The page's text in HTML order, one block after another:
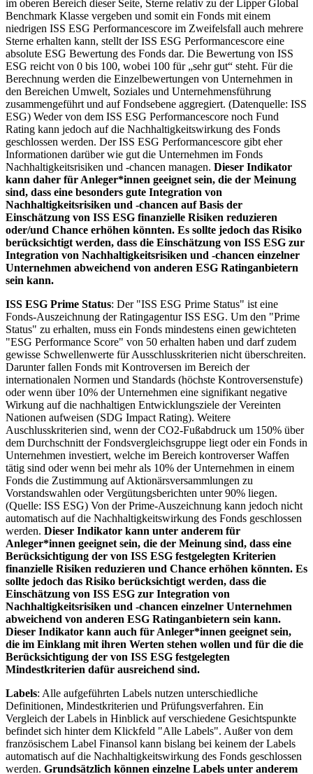
im oberen Bereich dieser Seite, Sterne relativ zu der Lipper Global
Benchmark Klasse vergeben und somit ein Fonds mit einem
niedrigen ISS ESG Performancescore im Zweifelsfall auch mehrere
Sterne erhalten kann, stellt der ISS ESG Performancescore eine
absolute ESG Bewertung des Fonds dar. Die Bewertung von ISS
ESG reicht von 0 bis 100, wobei 100 für „sehr gut“ steht. Für die
Berechnung werden die Einzelbewertungen von Unternehmen in
den Bereichen Umwelt, Soziales und Unternehmensführung
zusammengeführt und auf Fondsebene aggregiert. (Datenquelle: ISS
ESG) Weder von dem ISS ESG Performancescore noch Fund
Rating kann jedoch auf die Nachhaltigkeitswirkung des Fonds
geschlossen werden. Der ISS ESG Performancescore gibt eher
Informationen darüber wie gut die Unternehmen im Fonds
Nachhaltigkeitsrisiken und -chancen managen. Dieser Indikator
kann daher für Anleger*innen geeignet sein, die der Meinung
sind, dass eine besonders gute Integration von
Nachhaltigkeitsrisiken und -chancen auf Basis der
Einschätzung von ISS ESG finanzielle Risiken reduzieren
oder/und Chance erhöhen könnten. Es sollte jedoch das Risiko
berücksichtigt werden, dass die Einschätzung von ISS ESG zur
Integration von Nachhaltigkeitsrisiken und -chancen einzelner
Unternehmen abweichend von anderen ESG Ratinganbietern
sein kann.
ISS ESG Prime Status: Der "ISS ESG Prime Status" ist eine
Fonds-Auszeichnung der Ratingagentur ISS ESG. Um den "Prime
Status" zu erhalten, muss ein Fonds mindestens einen gewichteten
"ESG Performance Score" von 50 erhalten haben und darf zudem
gewisse Schwellenwerte für Ausschlusskriterien nicht überschreiten.
Darunter fallen Fonds mit Kontroversen im Bereich der
internationalen Normen und Standards (höchste Kontroversenstufe)
oder wenn über 10% der Unternehmen eine signifikant negative
Wirkung auf die nachhaltigen Entwicklungsziele der Vereinten
Nationen aufweisen (SDG Impact Rating). Weitere
Auschlusskriterien sind, wenn der CO2-Fußabdruck um 150% über
dem Durchschnitt der Fondsvergleichsgruppe liegt oder ein Fonds in
Unternehmen investiert, welche im Bereich kontroverser Waffen
tätig sind oder wenn bei mehr als 10% der Unternehmen in einem
Fonds die Zustimmung auf Aktionärsversammlungen zu
Vorstandswahlen oder Vergütungsberichten unter 90% liegen.
(Quelle: ISS ESG) Von der Prime-Auszeichnung kann jedoch nicht
automatisch auf die Nachhaltigkeitswirkung des Fonds geschlossen
werden. Dieser Indikator kann unter anderem für
Anleger*innen geeignet sein, die der Meinung sind, dass eine
Berücksichtigung der von ISS ESG festgelegten Kriterien
finanzielle Risiken reduzieren und Chance erhöhen könnten. Es
sollte jedoch das Risiko berücksichtigt werden, dass die
Einschätzung von ISS ESG zur Integration von
Nachhaltigkeitsrisiken und -chancen einzelner Unternehmen
abweichend von anderen ESG Ratinganbietern sein kann.
Dieser Indikator kann auch für Anleger*innen geeignet sein,
die im Einklang mit ihren Werten stehen wollen und für die die
Berücksichtigung der von ISS ESG festgelegten
Mindestkriterien dafür ausreichend sind.
Labels: Alle aufgeführten Labels nutzen unterschiedliche
Definitionen, Mindestkriterien und Prüfungsverfahren. Ein
Vergleich der Labels in Hinblick auf verschiedene Gesichtspunkte
befindet sich hinter dem Klickfeld "Alle Labels". Außer von dem
französischem Label Finansol kann bislang bei keinem der Labels
automatisch auf die Nachhaltigkeitswirkung des Fonds geschlossen
werden. Grundsätzlich können einzelne Labels unter anderem